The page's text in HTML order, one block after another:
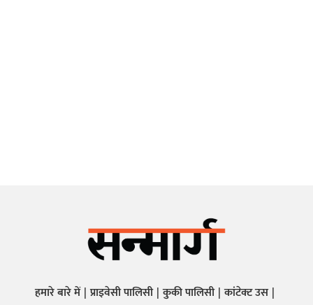
हमारे बारे में प्राइवेसी पालिसी कुकी पालिसी कांटेक्ट उस